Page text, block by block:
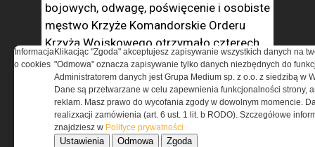
bojowych, odwagę, poświęcenie i osobiste
męstwo Krzyże Komandorskie Orderu
Krzyża Wojskowego otrzymało czterech,
a Krzyże Kawalerskie – dwóch żołnierzy
GROM. W lutym 2010 r. te drugie
przyznano czterem kolejnym. Rok później
prezydent RP odznaczył takimi krzyżami
pięciu żołnierzy z TF-50.
Informacja
o cookies
Klikacjąc "Zgoda" akceptujesz zapisywanie wszystkich danych na
"Odmowa" oznacza zapisywanie tylko danych niezbędnych do
Administratorem danych jest Grupa Medium sp. z o.o. z siedzibą w
Dane są przetwarzane w celu zapewnienia funkcjonalności strony,
reklam. Masz prawo do wycofania zgody w dowolnym momencie.
realizxacji zamówienia (art. 6 ust. 1 lit. b RODO). Szczegółowe
znajdziesz w Polityce prywatności
Ustawienia Odmowa Zgoda